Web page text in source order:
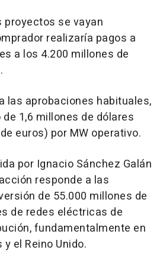
proyectos se vayan
realizaría pagos a
a los 4.200 millones de
las aprobaciones habituales,
1,6 millones de dólares
euros) por MW operativo.
por Ignacio Sánchez Galán
responde a las
de 55.000 millones de
de redes eléctricas de
fundamentalmente en
el Reino Unido.